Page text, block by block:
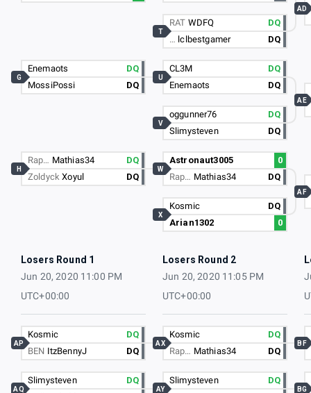
Enemaots
DQ
MossiPossi
DQ
G
Rap… Mathias34
DQ
ZoldyckXoyul DQ
H
RAT WDFQ
DQ
… lclbestgamer DQ
T
CL3M
DQ
Enemaots
DQ
U
oggunner76
DQ
Slimysteven
DQ
V
Astronaut3005
0
Rap… Mathias34 DQ
W
Kosmic
DQ
Arian1302
0
X
AD
AE
AF
Losers Round 1
Jun 20, 2020 11:00 PM
UTC+00:00
Losers Round 2
Jun 20, 2020 11:05 PM
UTC+00:00
Kosmic
DQ
BEN ItzBennyJ DQ
AP
Slimysteven
DQ
AQ
Kosmic
DQ
Rap… Mathias34 DQ
AX
Slimysteven
DQ
AY
BF
BG